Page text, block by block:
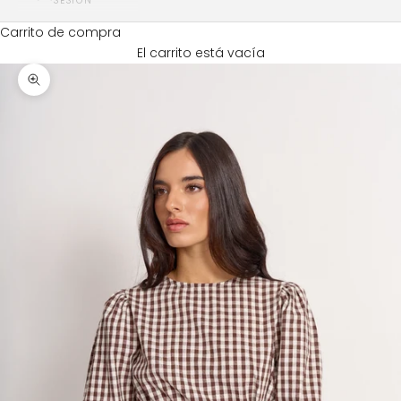
Carrito de compra
El carrito está vacía
Zoom